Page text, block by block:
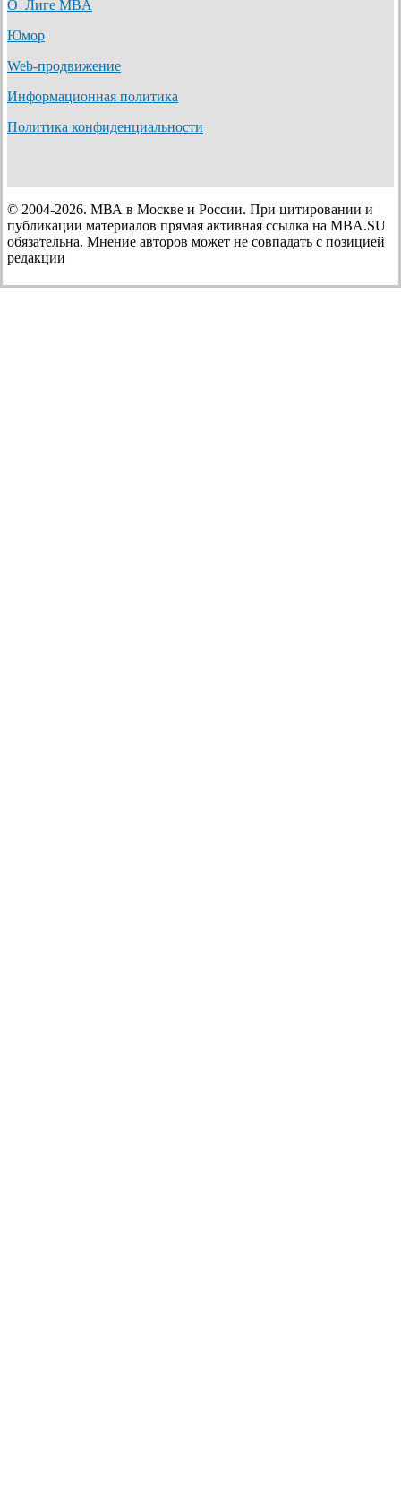
О Лиге MBA
Юмор
Web-продвижение
Информационная политика
Политика конфиденциальности
© 2004-2026. МВА в Москве и России. При цитировании и
публикации материалов прямая активная ссылка на MBA.SU
обязательна. Мнение авторов может не совпадать с позицией
редакции